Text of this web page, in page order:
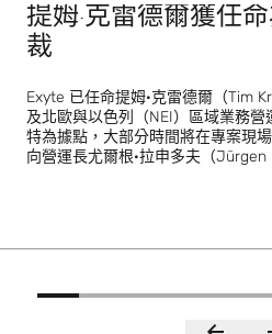
提姆·克雷德爾獲任
裁
Exyte 已任命提姆·克雷德爾（Tim
及北歐與以色列（NEI）區域業務
特為據點，大部分時間將在專案現
向營運長尤爾根·拉申多夫（